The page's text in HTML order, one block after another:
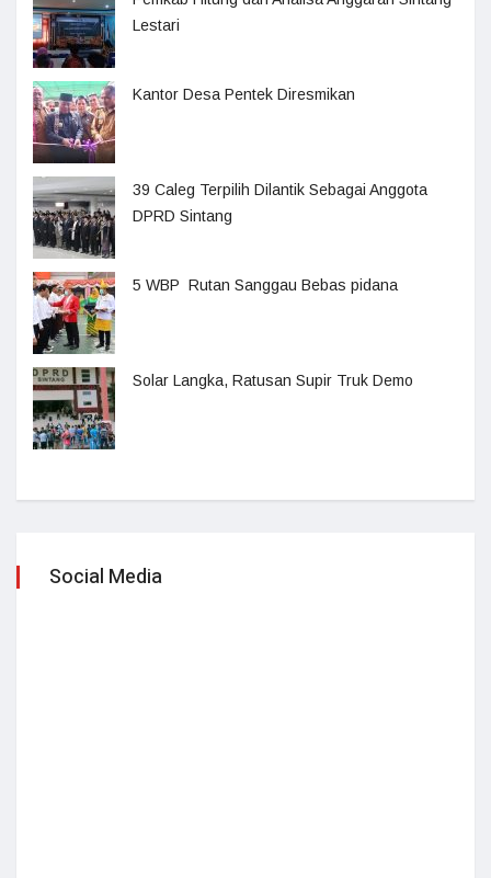
Lestari
Kantor Desa Pentek Diresmikan
39 Caleg Terpilih Dilantik Sebagai Anggota
DPRD Sintang
5 WBP Rutan Sanggau Bebas pidana
Solar Langka, Ratusan Supir Truk Demo
Social Media